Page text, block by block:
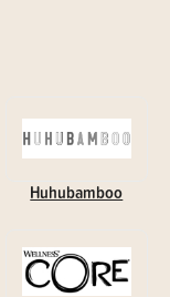
Huhubamboo